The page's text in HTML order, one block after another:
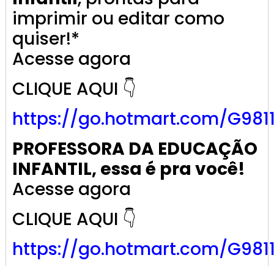
imprimir ou editar como
quiser!*
Acesse agora
CLIQUE AQUI 👇
https://go.hotmart.com/
PROFESSORA DA EDUCAÇÃO
INFANTIL, essa é pra você!
Acesse agora
CLIQUE AQUI 👇
https://go.hotmart.com/